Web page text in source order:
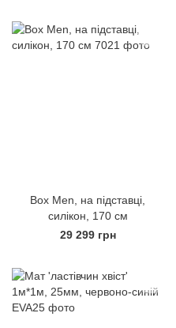
Вох Men, на підставці,
силікон, 170 см
29 299 грн